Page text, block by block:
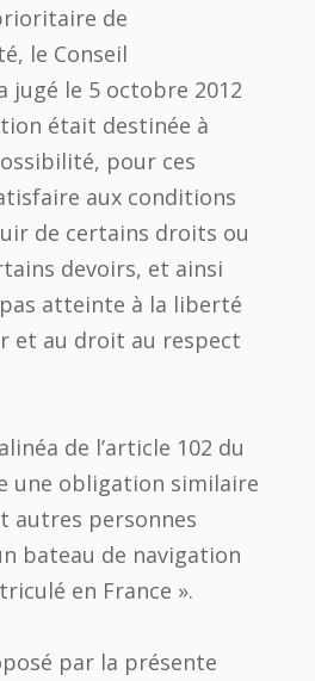
de
le Conseil
jugé le 5 octobre 2012
était destinée à
pour ces
aux conditions
de certains droits ou
devoirs, et ainsi
atteinte à la liberté
et au droit au respect
de l’article 102 du
une obligation similaire
autres personnes
bateau de navigation
en France ».
par la présente